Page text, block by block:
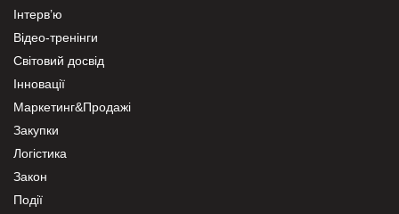
Інтерв’ю
Відео-тренінги
Світовий досвід
Інновації
Маркетинг&Продажі
Закупки
Логістика
Закон
Події